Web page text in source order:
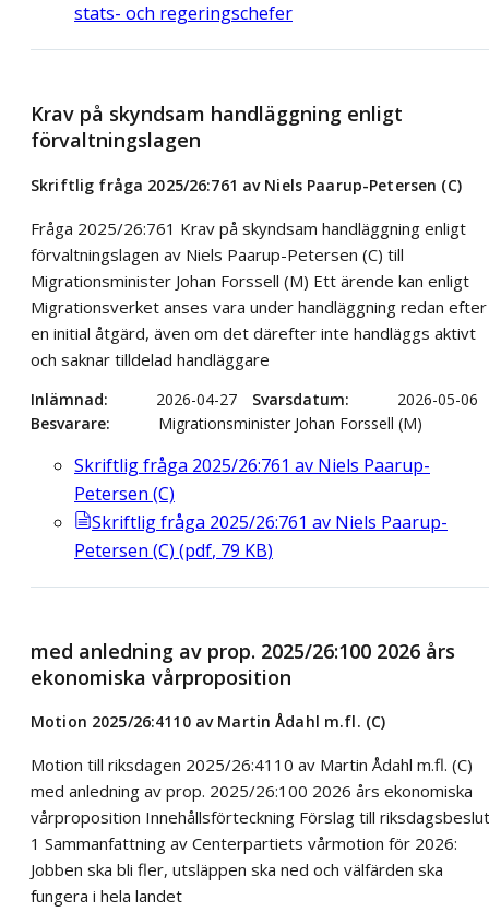
stats- och regeringschefer
Krav på skyndsam handläggning enligt
förvaltningslagen
Skriftlig fråga 2025/26:761 av Niels Paarup-Petersen (C)
Fråga 2025/26:761 Krav på skyndsam handläggning enligt
förvaltningslagen av Niels Paarup-Petersen (C) till
Migrationsminister Johan Forssell (M) Ett ärende kan enligt
Migrationsverket anses vara under handläggning redan efter
en initial åtgärd, även om det därefter inte handläggs aktivt
och saknar tilldelad handläggare
Inlämnad 2026-04-27 Svarsdatum
2026-05-06
Besvarare
Migrationsminister Johan Forssell (M)
Skriftlig fråga 2025/26:761 av Niels Paarup-
Petersen (C)
Skriftlig fråga 2025/26:761 av Niels Paarup-
Petersen (C) (pdf, 79 KB)
med anledning av prop. 2025/26:100 2026 års
ekonomiska vårproposition
Motion 2025/26:4110 av Martin Ådahl m.fl. (C)
Motion till riksdagen 2025/26:4110 av Martin Ådahl m.fl. (C)
med anledning av prop. 2025/26:100 2026 års ekonomiska
vårproposition Innehållsförteckning Förslag till riksdagsbeslut
1 Sammanfattning av Centerpartiets vårmotion för 2026:
Jobben ska bli fler, utsläppen ska ned och välfärden ska
fungera i hela landet